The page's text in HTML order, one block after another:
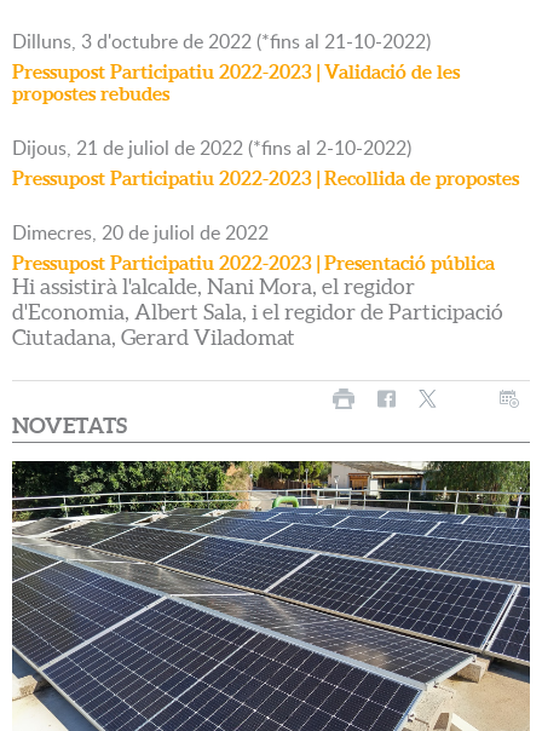
Dilluns, 3d'octubrede 2022(*fins al 21-10-2022)
Pressupost Participatiu 2022-2023 | Validació de les
propostes rebudes
Dijous, 21 de juliol de 2022(*fins al 2-10-2022)
Pressupost Participatiu 2022-2023 | Recollida de propostes
Dimecres, 20de juliol de 2022
Pressupost Participatiu 2022-2023 | Presentació pública
Hi assistirà l'alcalde, Nani Mora, el regidor
d'Economia, Albert Sala, i el regidor de Participació
Ciutadana, Gerard Viladomat
NOVETATS